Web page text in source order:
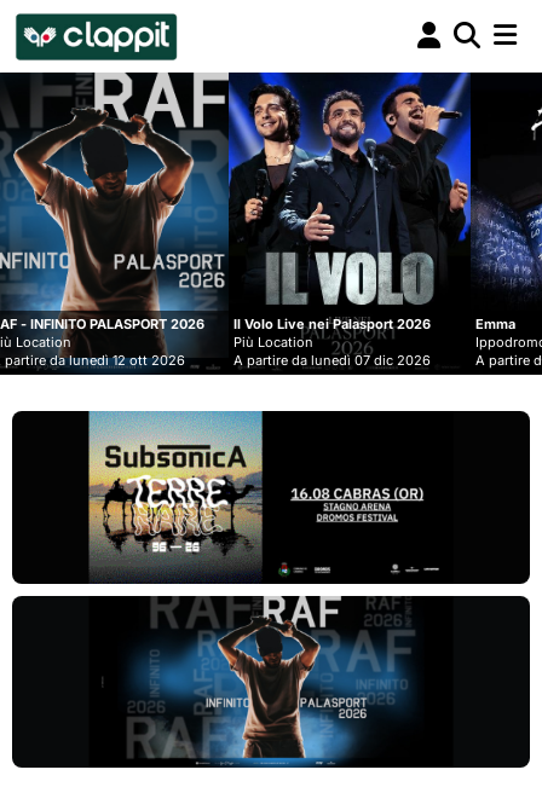
Clappit
biglietteria
2026
2026
Il Volo Live nei Palasport 2026
Più Location
A partire da lunedì 07 dic 2026
Emma
Ippodromo Snai - San Siro
A partire da mercoledì 09 set